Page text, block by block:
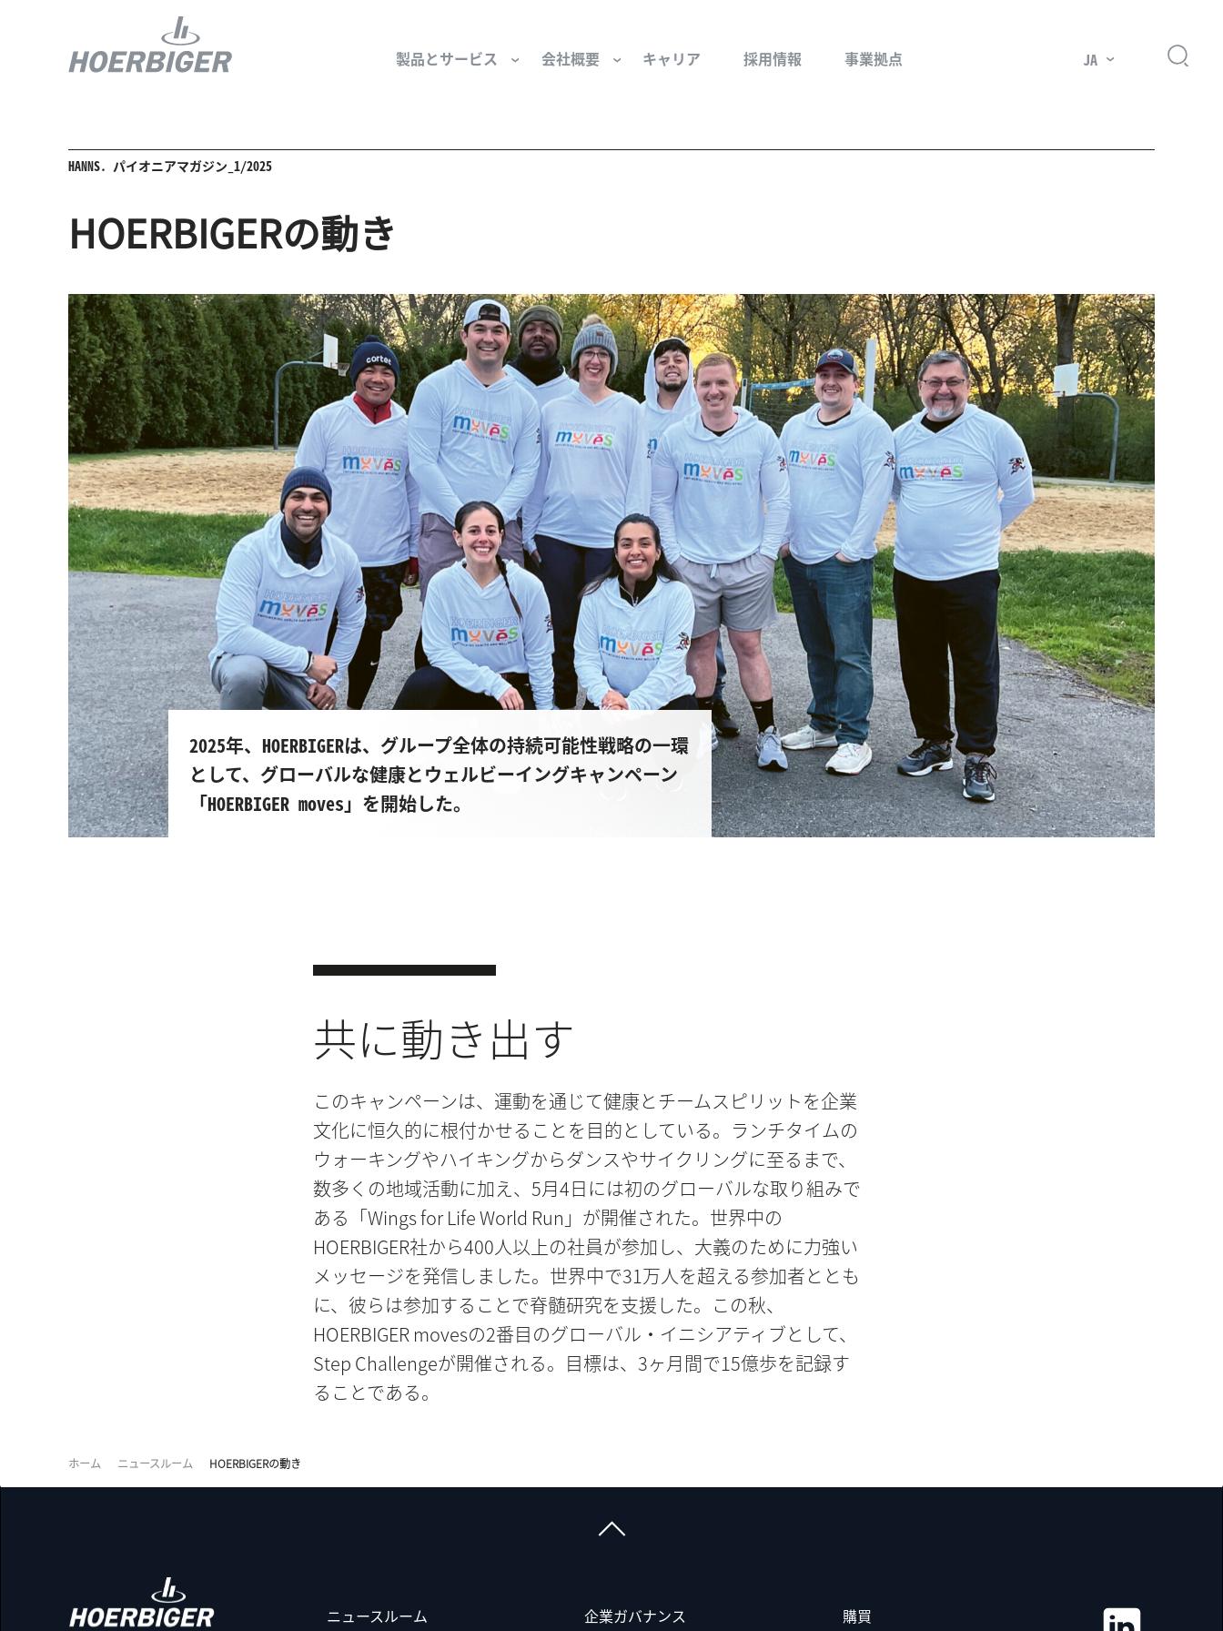
製品とサービス
水素産業向けコンポーネント
フロー＆モーション制御
回転ユニオンとスリップリング
ガスエンジン用部品
会社概要
サステナビリティ
私たちの原点
キャリア 採用情報 事業拠点 JA
HANNS. パイオニアマガジン_1/2025
HOERBIGERの動き
2025年、HOERBIGERは、グループ全体の持続可能性戦略の一環
として、グローバルな健康とウェルビーイングキャンペーン
「HOERBIGER moves」を開始した。
共に動き出す
このキャンペーンは、運動を通じて健康とチームスピリットを企業
文化に恒久的に根付かせることを目的としている。ランチタイムの
ウォーキングやハイキングからダンスやサイクリングに至るまで、
数多くの地域活動に加え、5月4日には初のグローバルな取り組みで
ある「Wings for Life World Run」が開催された。世界中の
HOERBIGER社から400人以上の社員が参加し、大義のために力強い
メッセージを発信しました。世界中で31万人を超える参加者ととも
に、彼らは参加することで脊髄研究を支援した。この秋、
HOERBIGER movesの2番目のグローバル・イニシアティブとして、
Step Challengeが開催される。目標は、3ヶ月間で15億歩を記録す
ることである。
ホーム ニュースルーム HOERBIGERの動き
ニュースルーム 企業ガバナンス 購買